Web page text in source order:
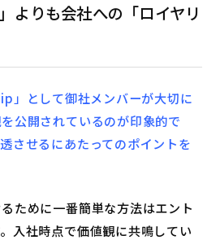
よりも会社への「ロイヤリ
」として御社メンバーが大切に
公開されているのが印象的で
させるにあたってのポイントを
ために一番簡単な方法はエント
入社時点で価値観に共鳴してい